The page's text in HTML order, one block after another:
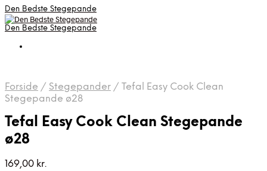
Den Bedste Stegepande
Den Bedste Stegepande
Forside / Stegepander / Tefal Easy Cook Clean
Stegepande ø28
Tefal Easy Cook Clean Stegepande
ø28
169,00 kr.